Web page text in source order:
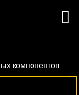
компонентов